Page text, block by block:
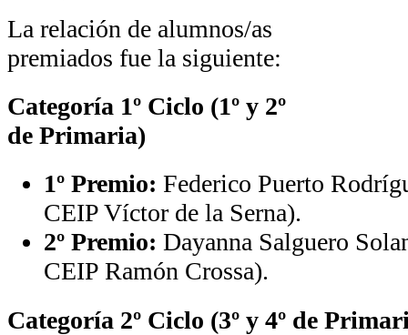
La relación de alumnos/as
premiados fue la siguiente:
Categoría 1º Ciclo (1º y 2º
de Primaria)
1º Premio: Federico Puerto
CEIP Víctor de la Serna).
2º Premio: Dayanna Salguero
CEIP Ramón Crossa).
Categoría 2º Ciclo (3º y 4º de